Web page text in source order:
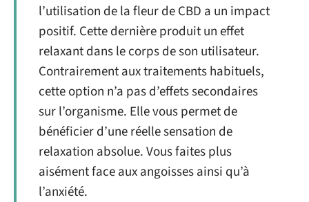
l’utilisation de la fleur de CBD a un impact
positif. Cette dernière produit un effet
relaxant dans le corps de son utilisateur.
Contrairement aux traitements habituels,
cette option n’a pas d’effets secondaires
sur l’organisme. Elle vous permet de
bénéficier d’une réelle sensation de
relaxation absolue. Vous faites plus
aisément face aux angoisses ainsi qu’à
l’anxiété.